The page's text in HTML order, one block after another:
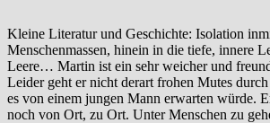
Kleine Literatur und Geschichte: Isolation
Menschenmassen, hinein in die tiefe, innere
Leere… Martin ist ein sehr weicher und
Leider geht er nicht derart frohen Mutes
es von einem jungen Mann erwarten würde.
noch von Ort, zu Ort. Unter Menschen zu